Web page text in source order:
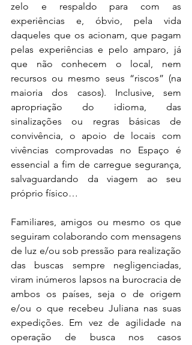
zelo e respaldo para com as
experiências e, óbvio, pela vida
daqueles que os acionam, que pagam
pelas experiências e pelo amparo, já
que não conhecem o local, nem
recursos ou mesmo seus “riscos” (na
maioria dos casos). Inclusive, sem
apropriação do idioma, das
sinalizações ou regras básicas de
convivência, o apoio de locais com
vivências comprovadas no Espaço é
essencial a fim de carregue segurança,
salvaguardando da viagem ao seu
próprio físico…
Familiares, amigos ou mesmo os que
seguiram colaborando com mensagens
de luz e/ou sob pressão para realização
das buscas sempre negligenciadas,
viram inúmeros lapsos na burocracia de
ambos os países, seja o de origem
e/ou o que recebeu Juliana nas suas
expedições. Em vez de agilidade na
operação de busca nos casos